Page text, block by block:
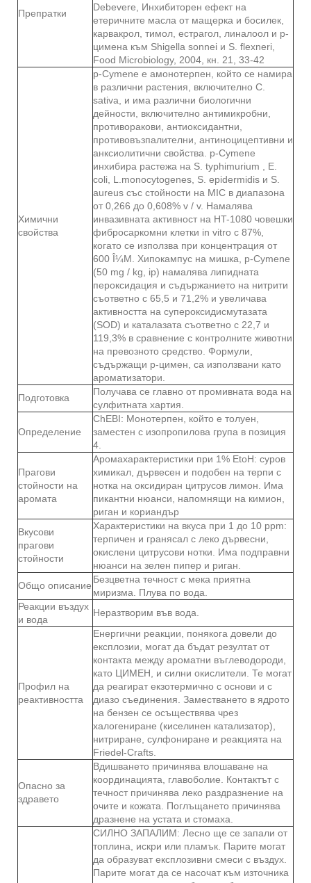
Препратки
Debevere, Инхибиторен ефект на
етеричните масла от мащерка и босилек,
карвакрол, тимол, естрагол, линалоол и р-
цимена към Shigella sonnei и S. flexneri,
Food Microbiology, 2004, кн. 21, 33-42
Химични
свойства
p-Cymene е амонотерпен, който се намира
в различни растения, включително C.
sativa, и има различни биологични
дейности, включително антимикробни,
противоракови, антиоксидантни,
противовъзпалителни, антиноцицептивни и
анксиолитични свойства. p-Cymene
инхибира растежа на S. typhimurium , E.
coli, L.monocytogenes, S. epidermidis и S.
aureus със стойности на MIC в диапазона
от 0,266 до 0,608% v / v. Намалява
инвазивната активност на HT-1080 човешки
фибросаркомни клетки in vitro с 87%,
когато се използва при концентрация от
600 Î¼M. Хипокампус на мишка, p-Cymene
(50 mg / kg, ip) намалява липидната
пероксидация и съдържанието на нитрити
съответно с 65,5 и 71,2% и увеличава
активността на супероксидисмутазата
(SOD) и каталазата съответно с 22,7 и
119,3% в сравнение с контролните животни
на превозното средство. Формули,
съдържащи р-цимен, са използвани като
ароматизатори.
Подготовка
Получава се главно от промивната вода на
сулфитната хартия.
Определение
ChEBI: Монотерпен, който е толуен,
заместен с изопропилова група в позиция
4.
Прагови
стойности на
аромата
Аромахарактеристики при 1% EtoH: суров
химикал, дървесен и подобен на терпи с
нотка на оксидиран цитрусов лимон. Има
пикантни нюанси, напомнящи на кимион,
риган и кориандър
Вкусови
прагови
стойности
Характеристики на вкуса при 1 до 10 ppm:
терпичен и гранясал с леко дървесни,
окислени цитрусови нотки. Има подправни
нюанси на зелен пипер и риган.
Общо описание
Безцветна течност с мека приятна
миризма. Плува по вода.
Реакции въздух
и вода
Неразтворим във вода.
Профил на
реактивността
Енергични реакции, понякога довели до
експлозии, могат да бъдат резултат от
контакта между ароматни въглеводороди,
като ЦИМЕН, и силни окислители. Те могат
да реагират екзотермично с основи и с
диазо съединения. Заместването в ядрото
на бензен се осъществява чрез
халогениране (киселинен катализатор),
нитриране, сулфониране и реакцията на
Friedel-Crafts.
Опасно за
здравето
Вдишването причинява влошаване на
координацията, главоболие. Контактът с
течност причинява леко раздразнение на
очите и кожата. Поглъщането причинява
дразнене на устата и стомаха.
СИЛНО ЗАПАЛИМ: Лесно ще се запали от
топлина, искри или пламък. Парите могат
да образуват експлозивни смеси с въздух.
Парите могат да се насочат към източника